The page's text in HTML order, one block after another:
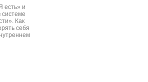
есть» и
системе
Как
себя